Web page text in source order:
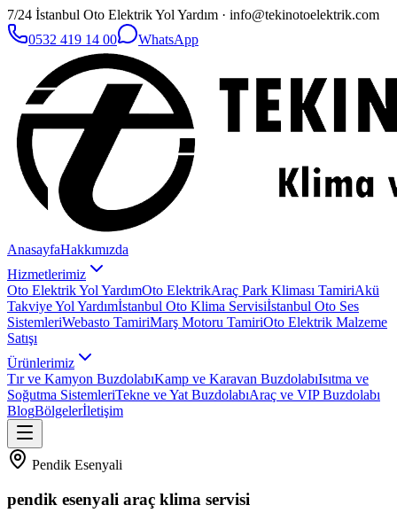
7/24 İstanbul Oto Elektrik Yol Yardım · info@tekinotoelektrik.com
0532 419 14 00
WhatsApp
AnasayfaHakkımızda
Hizmetlerimiz
Oto Elektrik Yol YardımOto ElektrikAraç Park Kliması TamiriAkü
Takviye Yol Yardımİstanbul Oto Klima Servisiİstanbul Oto Ses
SistemleriWebasto TamiriMarş Motoru TamiriOto Elektrik Malzeme
Satışı
Ürünlerimiz
Tır ve Kamyon BuzdolabıKamp ve Karavan BuzdolabıIsıtma ve
Soğutma SistemleriTekne ve Yat BuzdolabıAraç ve VIP Buzdolabı
BlogBölgelerİletişim
Pendik Esenyali
pendik esenyali araç klima servisi